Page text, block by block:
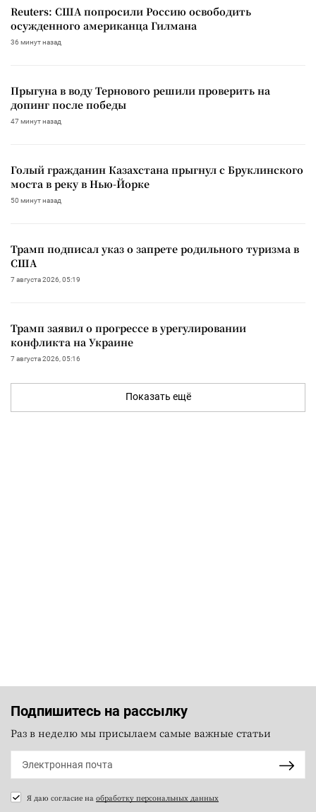
Reuters: США попросили Россию освободить
осужденного американца Гилмана
36 минут назад
Прыгуна в воду Тернового решили проверить на
допинг после победы
47 минут назад
Голый гражданин Казахстана прыгнул с Бруклинского
моста в реку в Нью-Йорке
50 минут назад
Трамп подписал указ о запрете родильного туризма в
США
7 августа 2026, 05:19
Трамп заявил о прогрессе в урегулировании
конфликта на Украине
7 августа 2026, 05:16
Показать ещё
Подпишитесь на рассылку
Раз в неделю мы присылаем самые важные статьи
Я даю согласие на обработку персональных данных